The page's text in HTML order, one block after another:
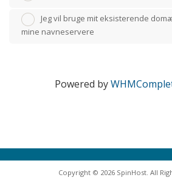
Jeg vil bruge mit eksisterende
mine navneservere
Powered by
Copyright © 2026 SpinHost. All